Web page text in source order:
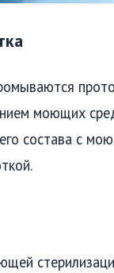
моющих
состава с